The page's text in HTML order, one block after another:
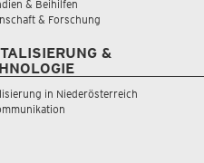
& Beihilfen
& Forschung
&
in Niederösterreich